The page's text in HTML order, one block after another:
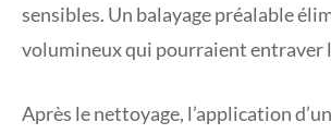
sensibles. Un balayage préalable
volumineux qui pourraient entraver
Après le nettoyage, l’application